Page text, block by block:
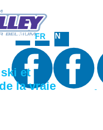
NL FR EN
et
la vraie